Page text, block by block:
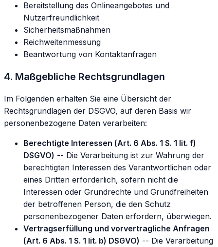
Bereitstellung des Onlineangebotes und
Nutzerfreundlichkeit
Sicherheitsmaßnahmen
Reichweitenmessung
Beantwortung von Kontaktanfragen
4. Maßgebliche Rechtsgrundlagen
Im Folgenden erhalten Sie eine Übersicht der
Rechtsgrundlagen der DSGVO, auf deren Basis wir
personenbezogene Daten verarbeiten:
Berechtigte Interessen (Art. 6 Abs. 1 S. 1 lit. f)
DSGVO) -- Die Verarbeitung ist zur Wahrung der
berechtigten Interessen des Verantwortlichen oder
eines Dritten erforderlich, sofern nicht die
Interessen oder Grundrechte und Grundfreiheiten
der betroffenen Person, die den Schutz
personenbezogener Daten erfordern, überwiegen.
Vertragserfüllung und vorvertragliche Anfragen
(Art. 6 Abs. 1 S. 1 lit. b) DSGVO) -- Die Verarbeitung